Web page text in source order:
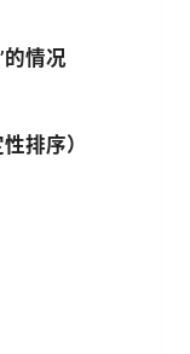
的情况
排序）